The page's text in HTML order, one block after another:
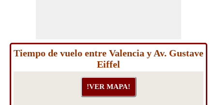
Tiempo de vuelo entre Valencia y Av. Gustave
Eiffel